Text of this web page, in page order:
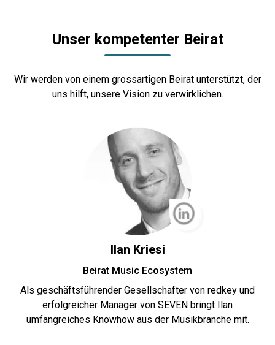
Unser kompetenter Beirat
Wir werden von einem grossartigen Beirat unterstützt, der
uns hilft, unsere Vision zu verwirklichen.
Ilan Kriesi
Beirat Music Ecosystem
Als geschäftsführender Gesellschafter von redkey und
erfolgreicher Manager von SEVEN bringt Ilan
umfangreiches Knowhow aus der Musikbranche mit.